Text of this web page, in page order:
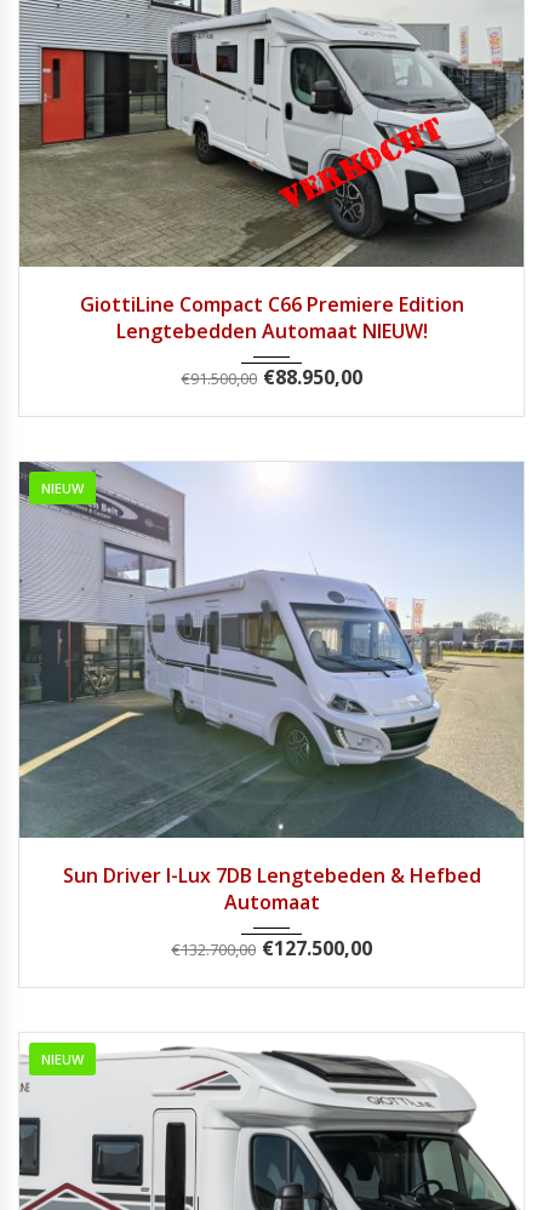
GiottiLine Compact C66 Premiere Edition
Lengtebedden Automaat NIEUW!
€91.500,00 €88.950,00
NIEUW
Sun Driver I-Lux 7DB Lengtebeden & Hefbed
Automaat
€132.700,00 €127.500,00
NIEUW